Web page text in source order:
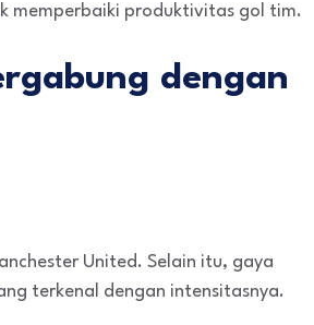
memperbaiki produktivitas gol tim.
dengan
United. Selain itu, gaya
terkenal dengan intensitasnya.